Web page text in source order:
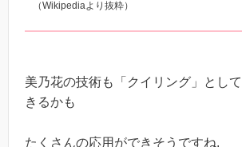
（Wikipediaより抜粋）
美乃花の技術も「クイリング」とし
きるかも
たくさんの応用ができそうですね.